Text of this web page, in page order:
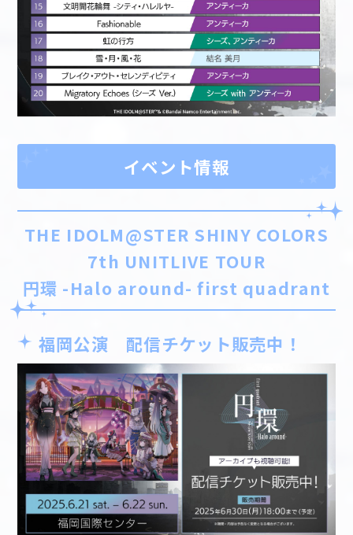
イベント情報
THE IDOLM@STER SHINY COLORS
7th UNITLIVE TOUR
円環 -Halo around- first quadrant
福岡公演 配信チケット販売中！